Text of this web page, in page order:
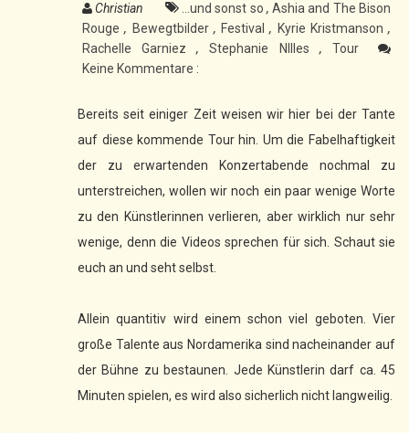
Christian ...und sonst so ,Ashia and The Bison
Rouge, Bewegtbilder , Festival, Kyrie Kristmanson ,
Rachelle Garniez,Stephanie NIlles , Tour
Keine Kommentare :
Bereits seit einiger Zeit weisen wir hier bei der Tante
auf diese kommende Tour hin. Um die Fabelhaftigkeit
der zu erwartenden Konzertabende nochmal zu
unterstreichen, wollen wir noch ein paar wenige Worte
zu den Künstlerinnen verlieren, aber wirklich nur sehr
wenige, denn die Videos sprechen für sich. Schaut sie
euch an und seht selbst.
Allein quantitiv wird einem schon viel geboten. Vier
große Talente aus Nordamerika sind nacheinander auf
der Bühne zu bestaunen. Jede Künstlerin darf ca. 45
Minuten spielen, es wird also sicherlich nicht langweilig.